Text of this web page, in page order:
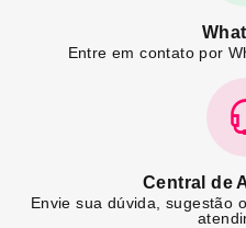
Entre em contato por
Central de
Envie sua dúvida, sugestão